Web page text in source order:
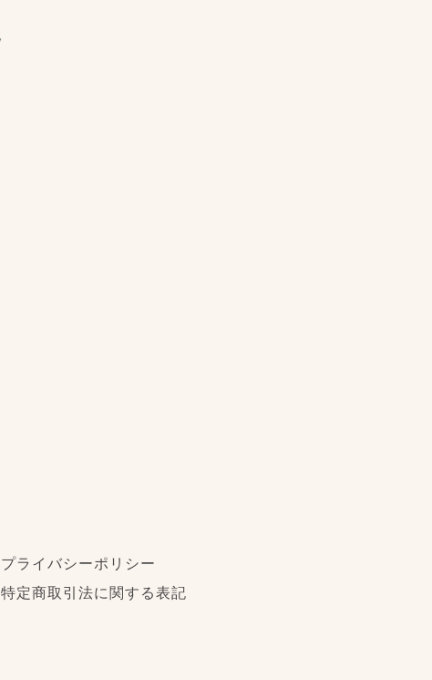
プライバシーポリシー
特定商取引法に関する表記